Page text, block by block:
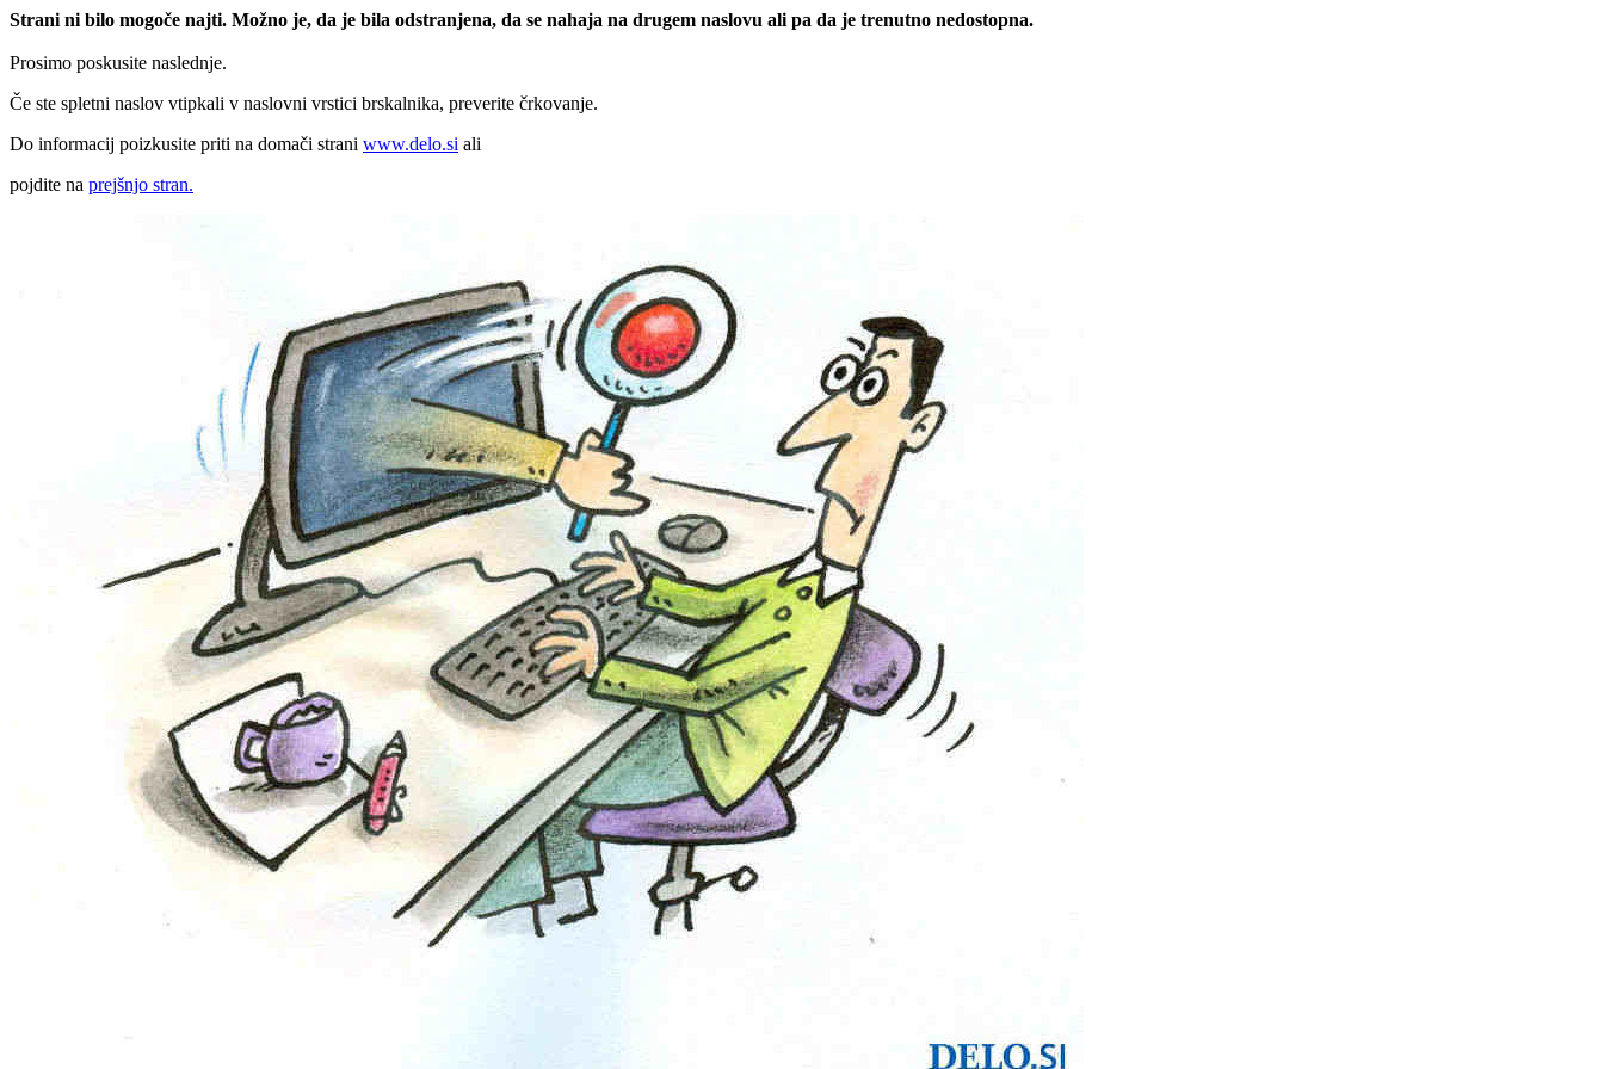
Strani ni bilo mogoče najti. Možno je, da je bila odstranjena, da se nahaja na drugem naslovu ali pa da je trenutno nedostopna.
Prosimo poskusite naslednje.
Če ste spletni naslov vtipkali v naslovni vrstici brskalnika, preverite črkovanje.
Do informacij poizkusite priti na domači strani www.delo.si ali
pojdite na prejšnjo stran.